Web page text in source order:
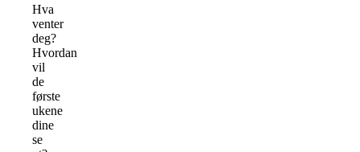
Hva
venter
deg?
Hvordan
vil
de
første
ukene
dine
se